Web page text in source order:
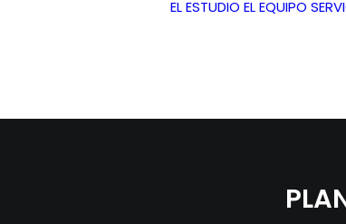
EL ESTUDIO EL EQUIPO